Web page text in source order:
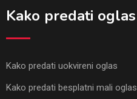
Kako predati oglas
Kako predati uokvireni oglas
Kako predati besplatni mali oglas